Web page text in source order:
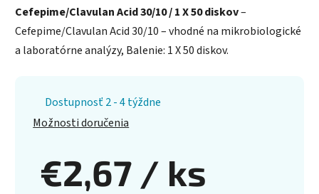
Cefepime/Clavulan Acid 30/10 / 1 X 50 diskov–
Cefepime/Clavulan Acid 30/10 – vhodné na mikrobiologické
a laboratórne analýzy, Balenie: 1 X 50 diskov.
Dostupnosť 2 - 4 týždne
Možnosti doručenia
€2,67 / ks